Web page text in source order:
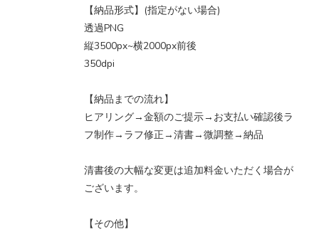
【納品形式】(指定がない場合)
透過PNG
縦3500px~横2000px前後
350dpi
【納品までの流れ】
ヒアリング→金額のご提示→お支払い確認後ラ
フ制作→ラフ修正→清書→微調整→納品
清書後の大幅な変更は追加料金いただく場合が
ございます。
【その他】